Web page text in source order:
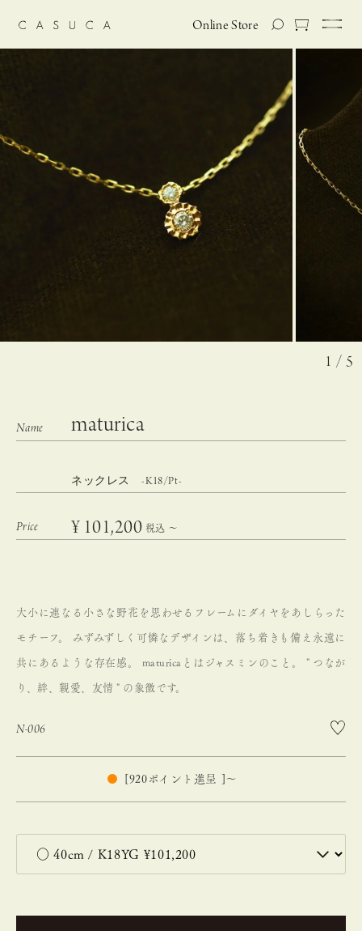
Online Store
1 / 5
maturica
ネックレス -K18/Pt-
¥ 101,200 税込 〜
大小に連なる小さな野花を思わせるフレームにダイヤをあしらった
モチーフ。 みずみずしく可憐なデザインは、落ち着きも備え永遠に
共にあるような存在感。 maturicaとはジャスミンのこと。 " つなが
り、絆、親愛、友情 " の象徴です。
N-006
920 ポイント進呈 ] 〜